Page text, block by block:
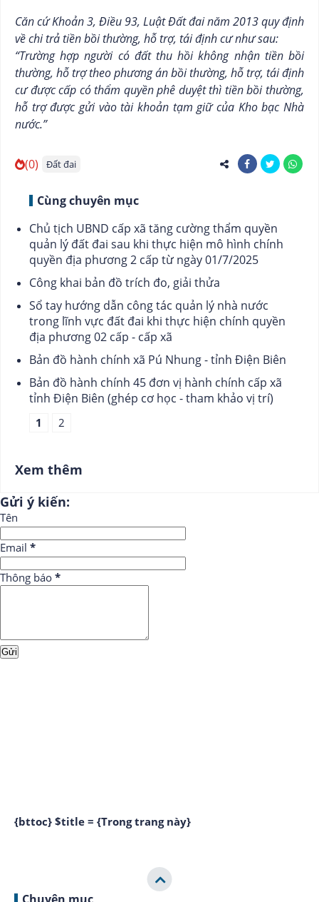
Căn cứ Khoản 3, Điều 93, Luật Đất đai năm 2013 quy định
về chi trả tiền bồi thường, hỗ trợ, tái định cư như sau:
“Trường hợp người có đất thu hồi không nhận tiền bồi
thường, hỗ trợ theo phương án bồi thường, hỗ trợ, tái định
cư được cấp có thẩm quyền phê duyệt thì tiền bồi thường,
hỗ trợ được gửi vào tài khoản tạm giữ của Kho bạc Nhà
nước.”
(0) Đất đai
Cùng chuyên mục
Chủ tịch UBND cấp xã tăng cường thẩm quyền
quản lý đất đai sau khi thực hiện mô hình chính
quyền địa phương 2 cấp từ ngày 01/7/2025
Công khai bản đồ trích đo, giải thửa
Sổ tay hướng dẫn công tác quản lý nhà nước
trong lĩnh vực đất đai khi thực hiện chính quyền
địa phương 02 cấp - cấp xã
Bản đồ hành chính xã Pú Nhung - tỉnh Điện Biên
Bản đồ hành chính 45 đơn vị hành chính cấp xã
tỉnh Điện Biên (ghép cơ học - tham khảo vị trí)
1 2
Xem thêm
Gửi ý kiến:
Tên
Email *
Thông báo *
{bttoc} $title = {Trong trang này}